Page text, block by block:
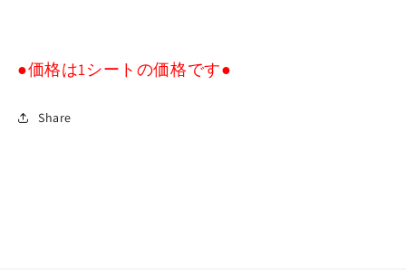
●価格は1シートの価格です●
Share